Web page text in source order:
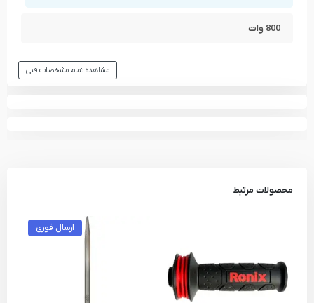
800 وات
مشاهده تمام مشخصات فنی
محصولات مرتبط
ارسال فوری